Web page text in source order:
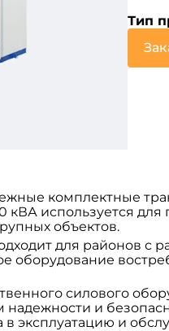
Тип
комплектные
используется
объектов.
для районов с
оборудование
силового
и
в эксплуатацию и